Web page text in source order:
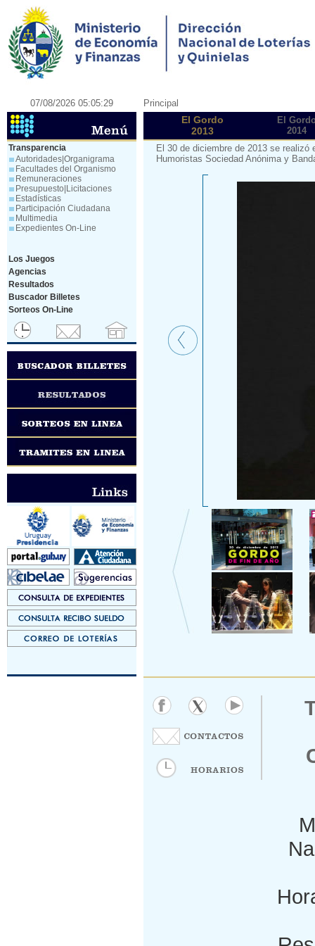
07/08/2026 05:05:29 Principal
Transparencia
Autoridades|Organigrama
Facultades del Organismo
Remuneraciones
Presupuesto|Licitaciones
Estadísticas
Participación Ciudadana
Multimedia
Expedientes On-Line
Los Juegos
Agencias
Resultados
Buscador Billetes
Sorteos On-Line
El Gordo
2013
El
2014
El 30 de diciembre de 2013 se
Humoristas Sociedad Anónima y